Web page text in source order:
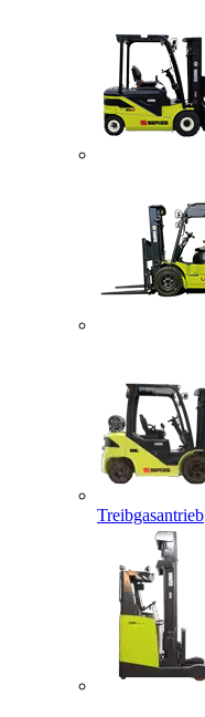
Treibgasantrieb